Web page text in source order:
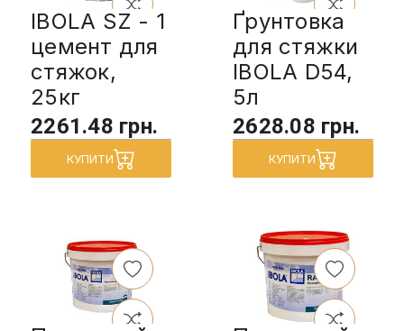
IBOLA SZ - 1
цемент для
стяжок,
25кг
2261.48 грн.
КУПИТИ
Ґрунтовка
для стяжки
IBOLA D54,
5л
2628.08 грн.
КУПИТИ